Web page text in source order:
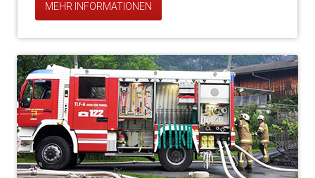
MEHR INFORMATIONEN